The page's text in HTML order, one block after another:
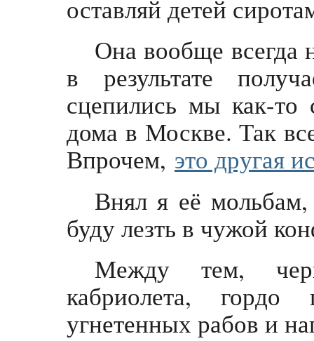
оставляй детей
Она вообще всегда
в результате
сцепились мы как-то
дома в Москве. Так
Впрочем, это другая
Внял я её
буду лезть в чужой
Между тем,
кабриолета, гордо
угнетенных рабов и